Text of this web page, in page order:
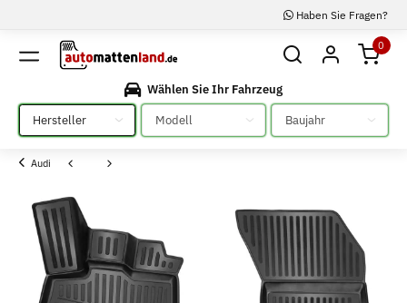
Haben Sie Fragen?
0
Wählen Sie Ihr Fahrzeug
Bitte auswählen
Bitte auswählen Bitte auswählen
Audi